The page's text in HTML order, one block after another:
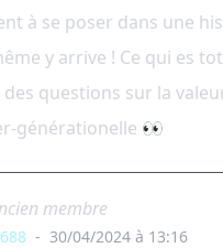
à se poser dans une
y arrive ! Ce qui es
questions sur la
générationelle 👀
membre
- 30/04/2024 à 13:16